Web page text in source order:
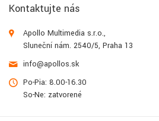
Kontaktujte nás
Apollo Multimedia s.r.o.,
Sluneční nám. 2540/5, Praha 13
info@apollos.sk
Po-Pia: 8.00-16.30
So-Ne: zatvorené